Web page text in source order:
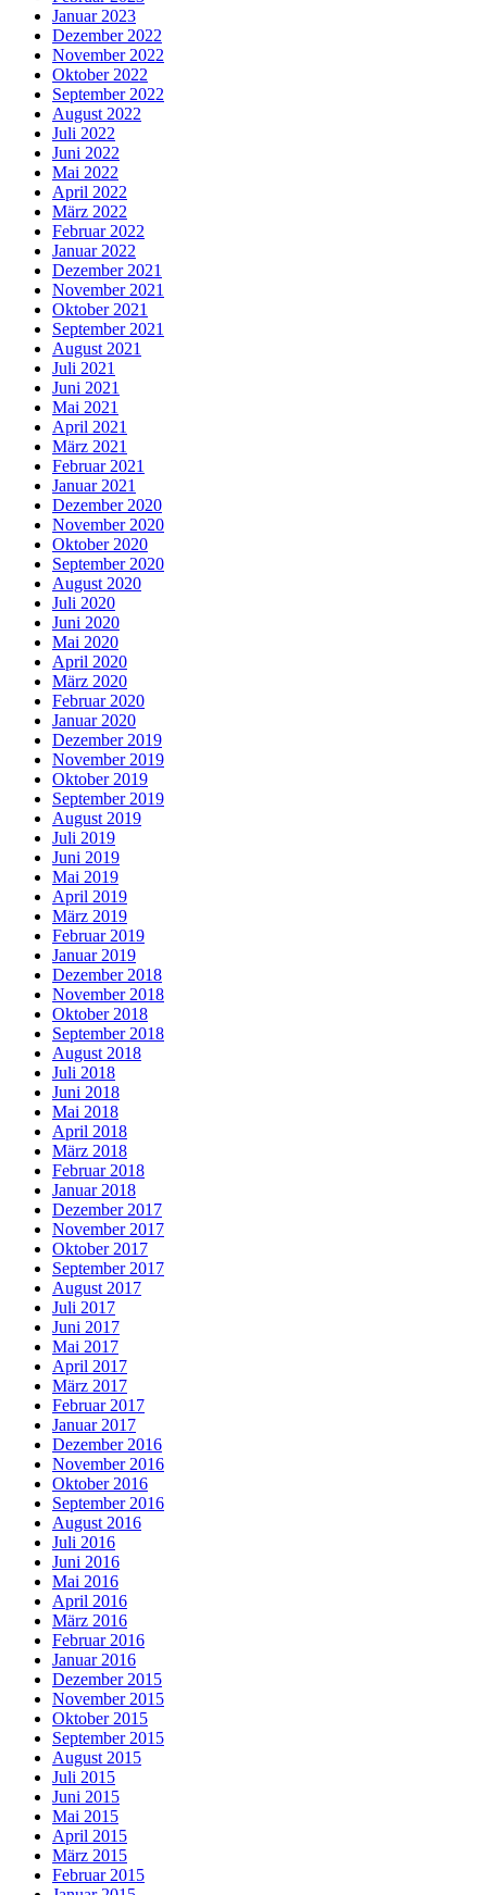
Januar 2023
Dezember 2022
November 2022
Oktober 2022
September 2022
August 2022
Juli 2022
Juni 2022
Mai 2022
April 2022
März 2022
Februar 2022
Januar 2022
Dezember 2021
November 2021
Oktober 2021
September 2021
August 2021
Juli 2021
Juni 2021
Mai 2021
April 2021
März 2021
Februar 2021
Januar 2021
Dezember 2020
November 2020
Oktober 2020
September 2020
August 2020
Juli 2020
Juni 2020
Mai 2020
April 2020
März 2020
Februar 2020
Januar 2020
Dezember 2019
November 2019
Oktober 2019
September 2019
August 2019
Juli 2019
Juni 2019
Mai 2019
April 2019
März 2019
Februar 2019
Januar 2019
Dezember 2018
November 2018
Oktober 2018
September 2018
August 2018
Juli 2018
Juni 2018
Mai 2018
April 2018
März 2018
Februar 2018
Januar 2018
Dezember 2017
November 2017
Oktober 2017
September 2017
August 2017
Juli 2017
Juni 2017
Mai 2017
April 2017
März 2017
Februar 2017
Januar 2017
Dezember 2016
November 2016
Oktober 2016
September 2016
August 2016
Juli 2016
Juni 2016
Mai 2016
April 2016
März 2016
Februar 2016
Januar 2016
Dezember 2015
November 2015
Oktober 2015
September 2015
August 2015
Juli 2015
Juni 2015
Mai 2015
April 2015
März 2015
Februar 2015